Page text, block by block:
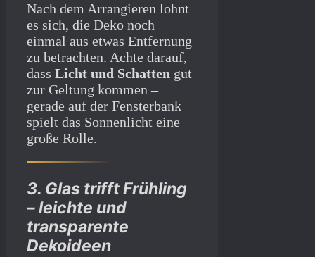
Nach dem Arrangieren lohnt
es sich, die Deko noch
einmal aus etwas Entfernung
zu betrachten. Achte darauf,
dass Licht und Schatten gut
zur Geltung kommen –
gerade auf der Fensterbank
spielt das Sonnenlicht eine
große Rolle.
3. Glas trifft Frühling
– leichte und
transparente
Dekoideen